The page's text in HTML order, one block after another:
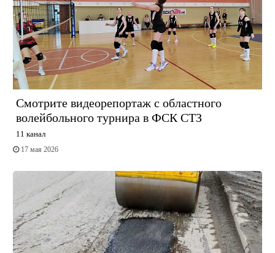
Смотрите видеорепортаж с областного
волейбольного турнира в ФСК СТЗ
11 канал
17 мая 2026